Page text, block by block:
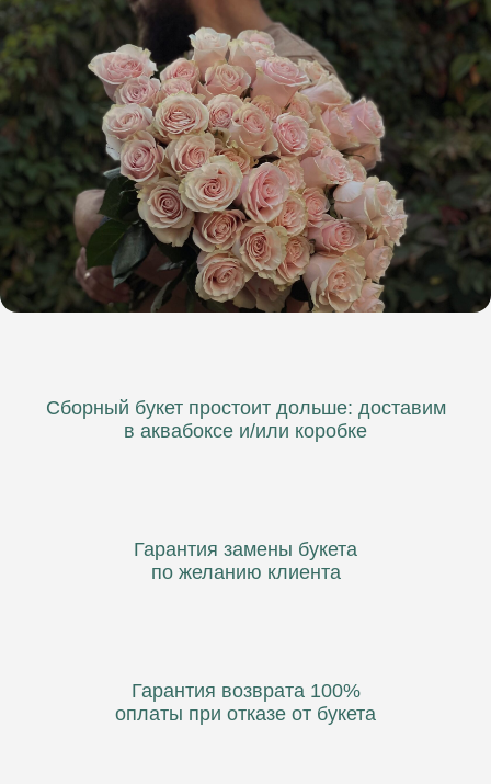
ХРИЗАНТЕМА
Пышные букеты из стойких цветов
Сборный букет простоит дольше: доставим
в аквабоксе и/или коробке
Гарантия замены букета
по желанию клиента
Гарантия возврата 100%
оплаты при отказе от букета